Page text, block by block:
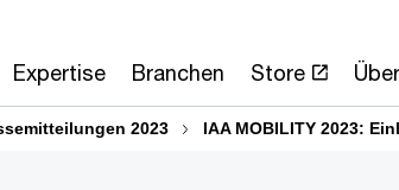
Expertise Branchen Store
2023 IAA MOBILITY 2023: